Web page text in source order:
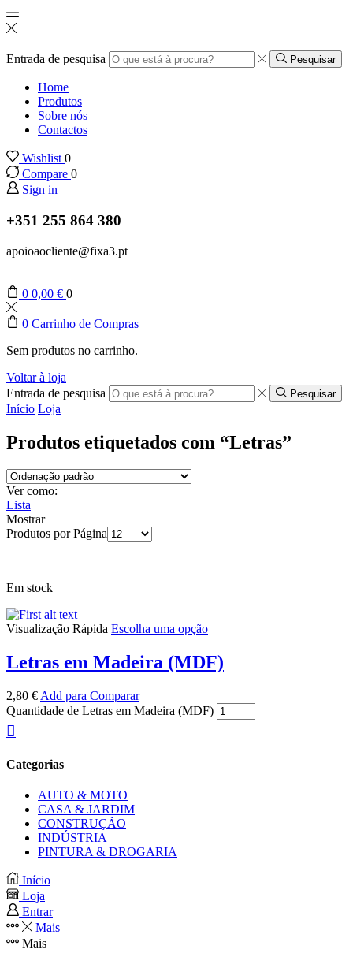
Entrada de pesquisa Pesquisar
Home
Produtos
Sobre nós
Contactos
Wishlist 0
Compare 0
Sign in
+351 255 864 380
apoioaocliente@fixa3.pt
0 0,00 € 0
0 Carrinho de Compras
Sem produtos no carrinho.
Voltar à loja
Entrada de pesquisa
Pesquisar
Início Loja
Produtos etiquetados com “Letras”
Ver como:
Lista
Mostrar
Produtos por Página
Em stock
Visualização Rápida Escolha uma opção
Letras em Madeira (MDF)
2,80 € Add para Comparar
Quantidade de Letras em Madeira (MDF)
Categorias
AUTO & MOTO
CASA & JARDIM
CONSTRUÇÃO
INDÚSTRIA
PINTURA & DROGARIA
Início
Loja
Entrar
Mais
Mais